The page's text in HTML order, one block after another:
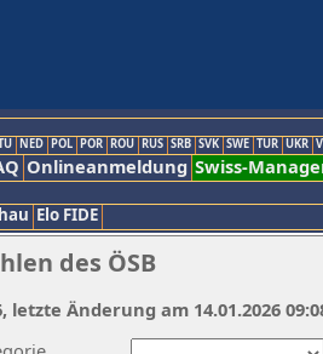
NED POL POR ROU RUS SRB SVK SWE TUR UKR
Onlineanmeldung Swiss-
Elo FIDE
des ÖSB
letzte Änderung am 14.01.2026